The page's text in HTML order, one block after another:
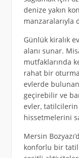
denize yakın
manzaralarıyla
Günlük kiralık
alanı sunar.
mutfaklarında
rahat bir
evlerde
geçirebilir ve
evler,
hissetmelerini
Mersin
konforlu bir tatil